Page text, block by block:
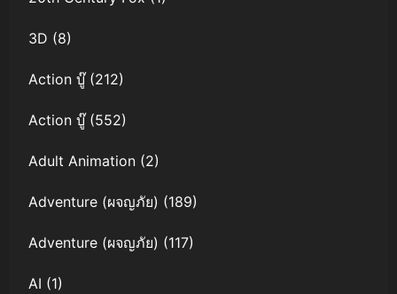
3D (8)
Action บู๊(212)
Action บู๊(552)
Adult Animation (2)
Adventure (ผจญภัย) (189)
Adventure (ผจญภัย) (117)
AI (1)